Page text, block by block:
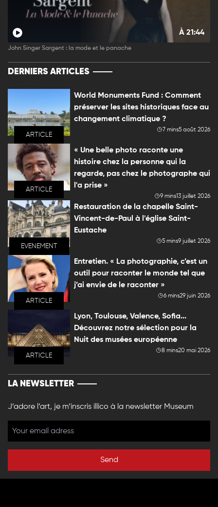
À 21:44
John Singer Sargent : la mode et le panache
DERNIERS ARTICLES
ARTICLE
World Monuments Fund : Comment
préserver les sites historiques face au
changement climatique ?
7 mins5 août 2026
ARTICLE
« Une belle photo raconte une
histoire chez la personne qui la
regarde, pas chez le photographe qui
l'a prise »
9 mins13 juillet 2026
EVENEMENT
Restauration de la chapelle Saint-
Vincent-de-Paul à l'église Saint-
Eustache
5 mins9 juillet 2026
ARTICLE
Entretien. « La photographie, c’est un
outil pour raconter le monde tel que
j’ai envie de le raconter »
6 mins29 juin 2026
ARTICLE
Lyon, Toulouse, Valence, Sofia...
Découvrez notre sélection pour la
Nuit des musées européenne
8 mins20 mai 2026
LA NEWSLETTER
J’adore l’art, je m’inscris illico à la newsletter Museum
Send